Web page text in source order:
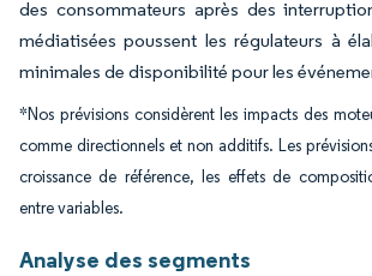
des consommateurs après des
médiatisées poussent les régulateurs à
minimales de disponibilité pour les
*Nos prévisions considèrent les impacts des
comme directionnels et non additifs. Les
croissance de référence, les effets de
entre variables.
Analyse des segments